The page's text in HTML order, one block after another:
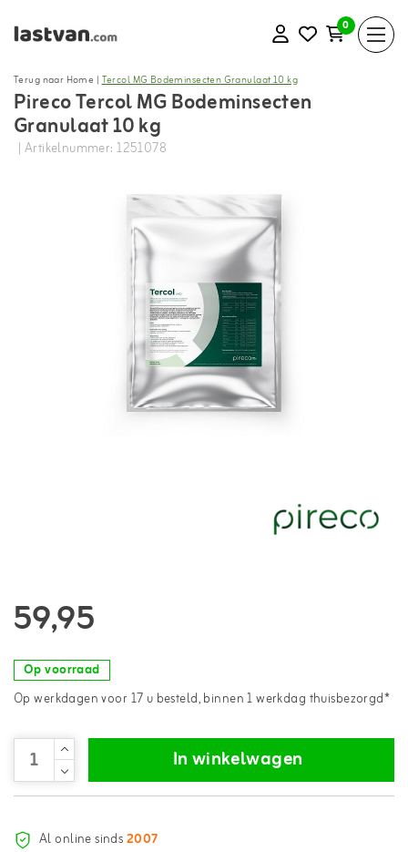
0
Terug naar Home |Tercol MG Bodeminsecten Granulaat 10 kg
Pireco Tercol MG Bodeminsecten
Granulaat 10 kg
| Artikelnummer: 1251078
59,95
Op voorraad
Op werkdagen voor 17 u besteld, binnen 1 werkdag thuisbezorgd*
In winkelwagen
Al online sinds2007